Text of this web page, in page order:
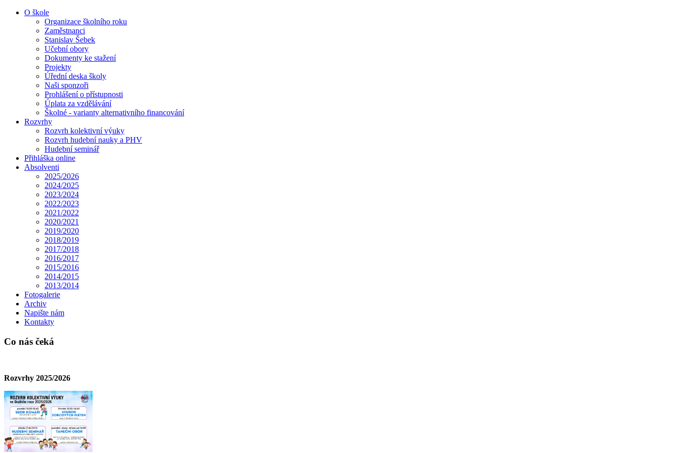
O škole
Organizace školního roku
Zaměstnanci
Stanislav Šebek
Učební obory
Dokumenty ke stažení
Projekty
Úřední deska školy
Naši sponzoři
Prohlášení o přístupnosti
Úplata za vzdělávání
Školné - varianty alternativního financování
Rozvrhy
Rozvrh kolektivní výuky
Rozvrh hudební nauky a PHV
Hudební seminář
Přihláška online
Absolventi
2025/2026
2024/2025
2023/2024
2022/2023
2021/2022
2020/2021
2019/2020
2018/2019
2017/2018
2016/2017
2015/2016
2014/2015
2013/2014
Fotogalerie
Archiv
Napište nám
Kontakty
Co nás čeká
Rozvrhy 2025/2026